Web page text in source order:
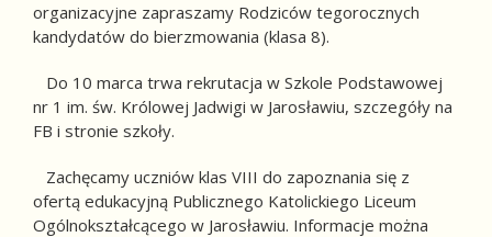
organizacyjne zapraszamy Rodziców tegorocznych
kandydatów do bierzmowania (klasa 8).
Do 10 marca trwa rekrutacja w Szkole Podstawowej
nr 1 im. św. Królowej Jadwigi w Jarosławiu, szczegóły na
FB i stronie szkoły.
Zachęcamy uczniów klas VIII do zapoznania się z
ofertą edukacyjną Publicznego Katolickiego Liceum
Ogólnokształcącego w Jarosławiu. Informacje można